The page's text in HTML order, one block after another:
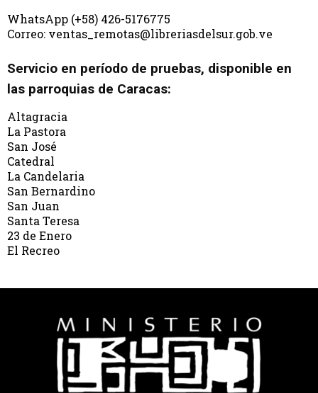
WhatsApp (+58) 426-5176775
Correo: ventas_remotas@libreriasdelsur.gob.ve
Servicio en período de pruebas, disponible en
las parroquias de Caracas:
Altagracia
La Pastora
San José
Catedral
La Candelaria
San Bernardino
San Juan
Santa Teresa
23 de Enero
El Recreo